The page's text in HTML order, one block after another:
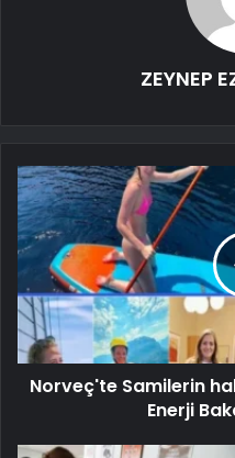
ZEYNEP
Norveç'te Samilerin
Enerji